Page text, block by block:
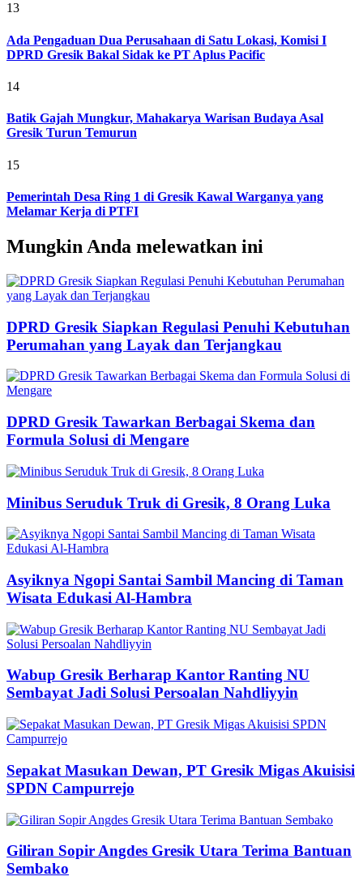
13
Ada Pengaduan Dua Perusahaan di Satu Lokasi, Komisi I
DPRD Gresik Bakal Sidak ke PT Aplus Pacific
14
Batik Gajah Mungkur, Mahakarya Warisan Budaya Asal
Gresik Turun Temurun
15
Pemerintah Desa Ring 1 di Gresik Kawal Warganya yang
Melamar Kerja di PTFI
Mungkin Anda melewatkan ini
DPRD Gresik Siapkan Regulasi Penuhi Kebutuhan
Perumahan yang Layak dan Terjangkau
DPRD Gresik Tawarkan Berbagai Skema dan
Formula Solusi di Mengare
Minibus Seruduk Truk di Gresik, 8 Orang Luka
Asyiknya Ngopi Santai Sambil Mancing di Taman
Wisata Edukasi Al-Hambra
Wabup Gresik Berharap Kantor Ranting NU
Sembayat Jadi Solusi Persoalan Nahdliyyin
Sepakat Masukan Dewan, PT Gresik Migas Akuisisi
SPDN Campurrejo
Giliran Sopir Angdes Gresik Utara Terima Bantuan
Sembako